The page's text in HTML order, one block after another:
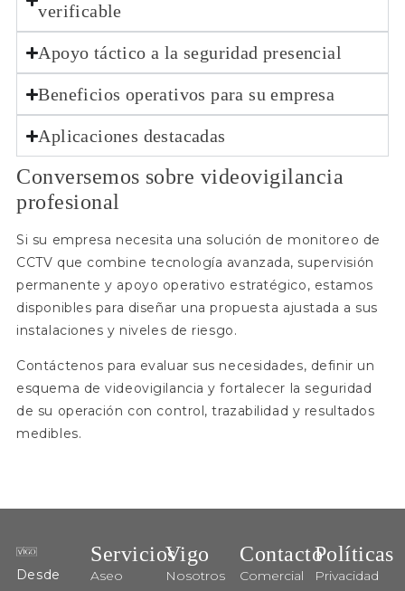
verificable
Apoyo táctico a la seguridad presencial
Beneficios operativos para su empresa
Aplicaciones destacadas
Conversemos sobre videovigilancia
profesional
Si su empresa necesita una solución de monitoreo de
CCTV que combine tecnología avanzada, supervisión
permanente y apoyo operativo estratégico, estamos
disponibles para diseñar una propuesta ajustada a sus
instalaciones y niveles de riesgo.
Contáctenos para evaluar sus necesidades, definir un
esquema de videovigilancia y fortalecer la seguridad
de su operación con control, trazabilidad y resultados
medibles.
Desde
Servicios
Aseo
Vigo
Nosotros
Contacto
Comercial
Políticas
Privacidad